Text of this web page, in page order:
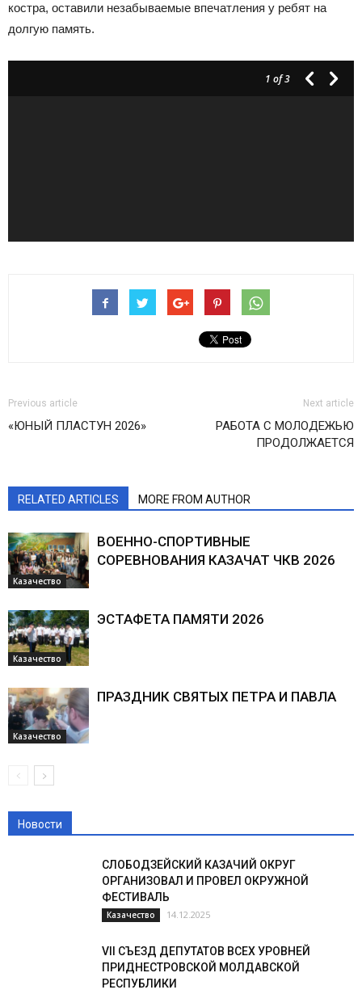
костра, оставили незабываемые впечатления у ребят на
долгую память.
1 of 3
Previous article
«ЮНЫЙ ПЛАСТУН 2026»
Next article
РАБОТА С МОЛОДЕЖЬЮ
ПРОДОЛЖАЕТСЯ
RELATED ARTICLES MORE FROM AUTHOR
Казачество
ВОЕННО-СПОРТИВНЫЕ
СОРЕВНОВАНИЯ КАЗАЧАТ ЧКВ 2026
Казачество
ЭСТАФЕТА ПАМЯТИ 2026
Казачество
ПРАЗДНИК СВЯТЫХ ПЕТРА И ПАВЛА
Новости
СЛОБОДЗЕЙСКИЙ КАЗАЧИЙ ОКРУГ
ОРГАНИЗОВАЛ И ПРОВЕЛ ОКРУЖНОЙ
ФЕСТИВАЛЬ
Казачество 14.12.2025
VII СЪЕЗД ДЕПУТАТОВ ВСЕХ УРОВНЕЙ
ПРИДНЕСТРОВСКОЙ МОЛДАВСКОЙ
РЕСПУБЛИКИ